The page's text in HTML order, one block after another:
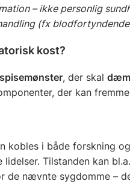
– ikke personlig
(fx
kost?
spisemønster, der skal
der kan
kobles i både forskning
Tilstanden kan
de nævnte sygdomme –